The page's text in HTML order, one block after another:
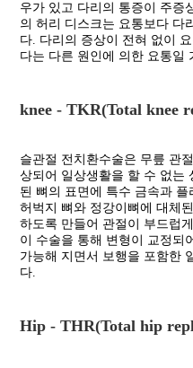
우가 있고 다리의 통증이 주증
의 허리 디스크는 요통보다 다
다. 다리의 증상이 전혀 없이
다는 다른 원인에 의한 요통일
knee - TKR(Total knee
슬관절 전치환수술은 무릎 관
상되어 일상생활을 할 수 없는
된 뼈의 표면에 특수 금속과
허벅지 뼈와 정강이뼈에 대체
하도록 만들어 관절이 부드럽
이 수술을 통해 변형이 교정되
가능해 지면서 보행을 포함한
다.
Hip - THR(Total hip